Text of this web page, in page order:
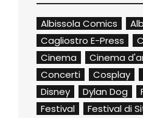
Albissola Comics
Cagliostro E-Press
Cinema
Cinema
Concerti
Cosplay
Disney
Dylan Dog
Festival
Festival di